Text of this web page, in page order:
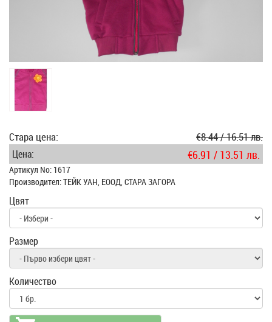
Стара цена: €8.44 / 16.51 лв.
Цена: €6.91 / 13.51 лв.
Артикул No: 1617
Производител: ТЕЙК УАН, ЕООД, СТАРА ЗАГОРА
Цвят
Размер
Количество